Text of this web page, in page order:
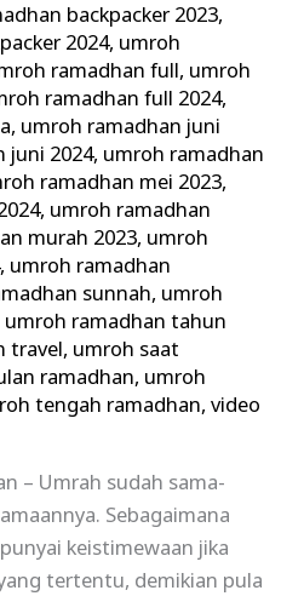
backpacker 2023,
2024, umroh
ramadhan full, umroh
ramadhan full 2024,
, umroh ramadhan juni
juni 2024, umroh ramadhan
ramadhan mei 2023,
, umroh ramadhan
murah 2023, umroh
, umroh ramadhan
sunnah, umroh
umroh ramadhan tahun
travel, umroh saat
ramadhan, umroh
tengah ramadhan,video
– Umrah sudah sama-
Sebagaimana
keistimewaan jika
tertentu, demikian pula